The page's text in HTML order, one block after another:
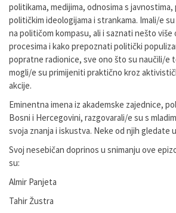
politikama, medijima, odnosima s
političkim ideologijama i strankama. Imali/e
na političom kompasu, ali i saznati nešto više
procesima i kako prepoznati politički
popratne radionice, sve ono što su naučili/e
mogli/e su primijeniti praktično kroz
akcije.
Eminentna imena iz akademske zajednice,
Bosni i Hercegovini, razgovarali/e su s
svoja znanja i iskustva. Neke od njih gledate
Svoj nesebičan doprinos u snimanju ove
su:
Almir Panjeta
Tahir Žustra